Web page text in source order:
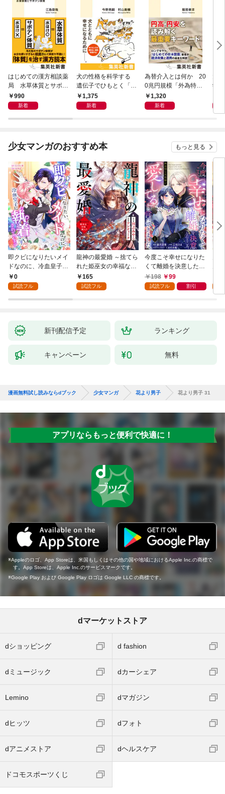
はじめての漢方相談薬
局 水草体質とサボテ
ン体質
990
新着
犬の性格を科学する
遺伝子でひもとく「最
良の友」の進化
1,375
新着
為替介入とは何か 20
0兆円規模「外為特
会」が生まれた謎
1,320
新着
学
少女マンガのおすすめ本 もっと見る
即クビになりたいメイ
ドなのに、冷血皇子に
執着されています第1
話
0
試読フル
龍神の最愛婚 ～捨てら
れた姫巫女の幸福な嫁
入り～: 1
165
試読フル
今度こそ幸せになりた
くて離婚を決意したと
ころ、無表情な旦那様
が「愛してる」と言っ
198 99
試読フル 割引
新刊配信予定 ランキング
キャンペーン 無料
漫画無料試し読みならdブック 少女マンガ 花より男子 花より男子 31
アプリならもっと便利で快適に！
Appleのロゴ、App Storeは、米国もしくはその他の国や地域におけるApple Inc.の商標で
す。App Storeは、Apple Inc.のサービスマークです。
Google Play および Google Play ロゴは Google LLC の商標です。
dマーケットストア
dショッピング d fashion
dミュージック dカーシェア
Lemino dマガジン
dヒッツ dフォト
dアニメストア dヘルスケア
ドコモスポーツくじ